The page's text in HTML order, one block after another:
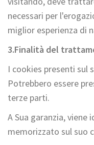
necessari per
miglior esperienza di
3.Finalità del
I cookies presenti sul
Potrebbero essere
terze parti.
A Sua garanzia,
memorizzato sul suo